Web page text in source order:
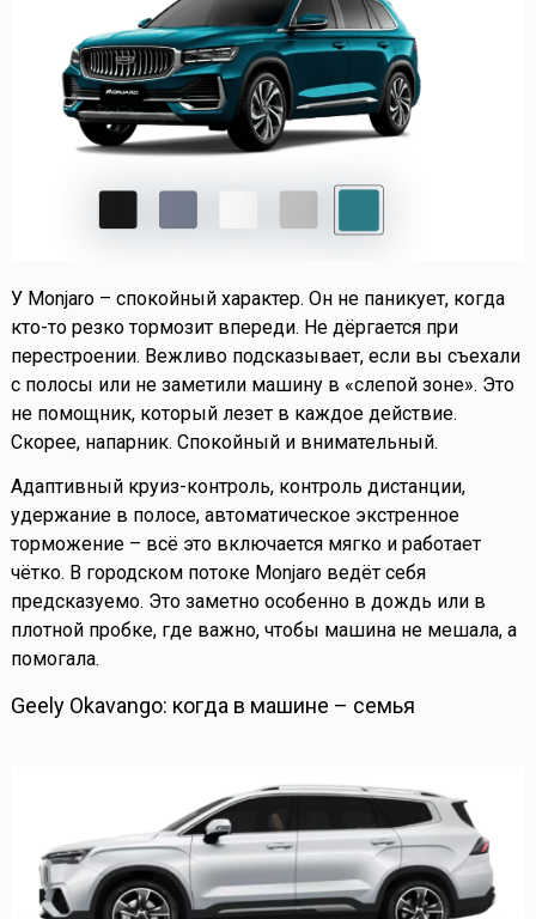
У Monjaro – спокойный характер. Он не паникует, когда
кто-то резко тормозит впереди. Не дёргается при
перестроении. Вежливо подсказывает, если вы съехали
с полосы или не заметили машину в «слепой зоне». Это
не помощник, который лезет в каждое действие.
Скорее, напарник. Спокойный и внимательный.
Адаптивный круиз-контроль, контроль дистанции,
удержание в полосе, автоматическое экстренное
торможение – всё это включается мягко и работает
чётко. В городском потоке Monjaro ведёт себя
предсказуемо. Это заметно особенно в дождь или в
плотной пробке, где важно, чтобы машина не мешала, а
помогала.
Geely Okavango: когда в машине – семья